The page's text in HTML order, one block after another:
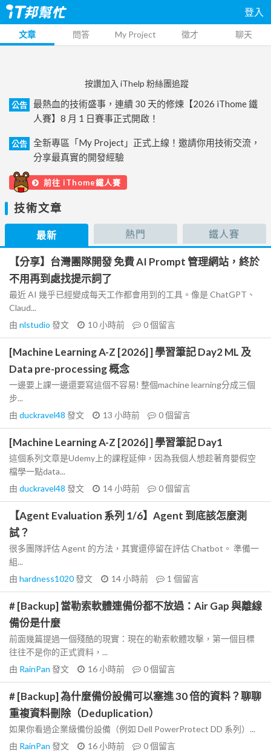
登入
文章 問答 My Project 徵才 聊天
按讚加入 iThelp 粉絲團追蹤
公告
最熱血的技術盛事，連續 30 天的修煉【2026 iThome 鐵
人賽】8 月 1 日賽事正式開啟！
公告
全新專區「My Project」正式上線！邀請你用技術交流，
分享最真實的開發經驗
前往 iThome鐵人賽
技術文章
最新 熱門 鐵人賽
【分享】台灣團隊開發 免費 AI Prompt 管理網站，終於
不用再到處找提示詞了
最近 AI 幾乎已經變成每天工作都會用到的工具。像是 ChatGPT、
Claud...
由 nlstudio 發文 10 小時前 0個留言
[Machine Learning A-Z [2026] ] 學習筆記 Day2 ML 及
Data pre-processing 概念
一邊要上課一邊還要寫這個不容易! 整個machine learning分成三個
步...
由 duckravel48 發文 13 小時前 0個留言
[Machine Learning A-Z [2026] ] 學習筆記 Day1
這個系列文章是Udemy上的課程延伸，因為我個人想趁著育嬰假空
檔學一點data...
由 duckravel48 發文 14 小時前 0個留言
【Agent Evaluation 系列 1/6】Agent 到底該怎麼測
試？
很多團隊評估 Agent 的方法，其實還停留在評估 Chatbot。 準備一
組...
由 hardness1020發文 14 小時前 1 個留言
# [Backup] 當勒索軟體連備份都不放過：Air Gap 與離線
備份是什麼
前面幾篇提過一個殘酷的現實：現在的勒索軟體攻擊，第一個目標
往往不是你的正式資料，...
由 RainPan 發文 16 小時前 0個留言
# [Backup] 為什麼備份設備可以塞進 30 倍的資料？聊聊
重複資料刪除（Deduplication）
如果你看過企業級備份設備（例如 Dell PowerProtect DD 系列）...
由 RainPan 發文 16 小時前 0個留言